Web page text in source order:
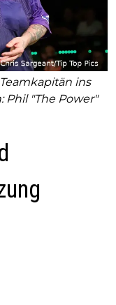
ins
"The Power"